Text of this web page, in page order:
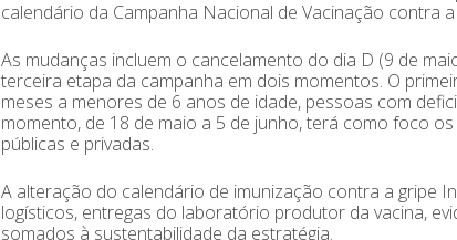
calendário da Campanha Nacional de Vacinação contra
As mudanças incluem o cancelamento do dia D (9 de
terceira etapa da campanha em dois momentos. O
meses a menores de 6 anos de idade, pessoas com
momento, de 18 de maio a 5 de junho, terá como foco
públicas e privadas.
A alteração do calendário de imunização contra a gripe
logísticos, entregas do laboratório produtor da vacina,
somados à sustentabilidade da estratégia.